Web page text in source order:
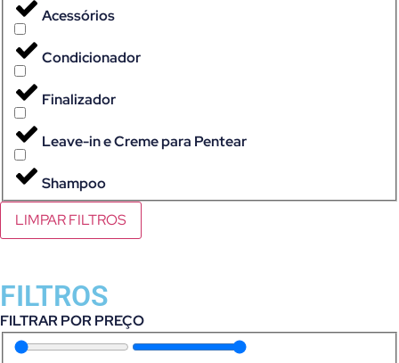
Acessórios
Condicionador
Finalizador
Leave-in e Creme para Pentear
Shampoo
LIMPAR FILTROS
FILTROS
FILTRAR POR PREÇO